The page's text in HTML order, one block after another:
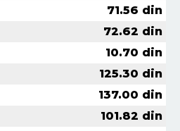
71.56 din
72.62 din
10.70 din
125.30 din
137.00 din
101.82 din